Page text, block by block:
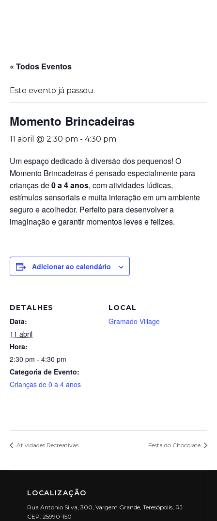
« Todos Eventos
Este evento já passou.
Momento Brincadeiras
11 abril @ 2:30 pm - 4:30 pm
Um espaço dedicado à diversão dos pequenos! O
Momento Brincadeiras é pensado especialmente para
crianças de0 a 4 anos, com atividades lúdicas,
estímulos sensoriais e muita interação em um ambiente
seguro e acolhedor. Perfeito para desenvolver a
imaginação e garantir momentos leves e felizes.
Adicionar ao calendário
DETALHES
Data:
11 abril
Hora:
2:30 pm - 4:30 pm
Categoria de Evento:
Crianças de 0 a 4 anos
LOCAL
Gramado Village
Atividades Recreativas Festa do Chocolate
LOCALIZAÇÃO
Rua Antonio Silva, 300, Vargem Grande, Teresópolis, RJ
CEP: 25990-150